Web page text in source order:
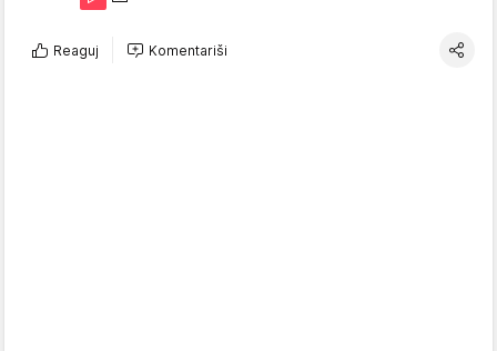
Reaguj Komentariši